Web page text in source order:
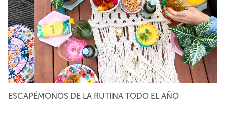
ESCAPÉMONOS DE LA RUTINA TODO EL AÑO